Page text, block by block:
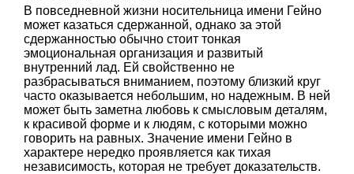
В повседневной жизни носительница имени Гейно
может казаться сдержанной, однако за этой
сдержанностью обычно стоит тонкая
эмоциональная организация и развитый
внутренний лад. Ей свойственно не
разбрасываться вниманием, поэтому близкий круг
часто оказывается небольшим, но надежным. В ней
может быть заметна любовь к смысловым деталям,
к красивой форме и к людям, с которыми можно
говорить на равных. Значение имени Гейно в
характере нередко проявляется как тихая
независимость, которая не требует доказательств.